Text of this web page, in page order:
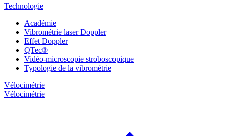
Technologie
Académie
Vibrométrie laser Doppler
Effet Doppler
QTec®
Vidéo-microscopie stroboscopique
Typologie de la vibrométrie
Vélocimétrie
Vélocimétrie